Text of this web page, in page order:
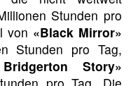
Stunden pro
von «Black Mirror»
Stunden pro Tag,
Story»